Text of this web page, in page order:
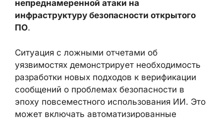
непреднамеренной атаки на
инфраструктуру безопасности открытого
ПО.
Ситуация с ложными отчетами об
уязвимостях демонстрирует необходимость
разработки новых подходов к верификации
сообщений о проблемах безопасности в
эпоху повсеместного использования ИИ. Это
может включать автоматизированные